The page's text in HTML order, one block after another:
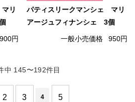
リ
円
パティスリークマンシェ マリ
アージュフィナンシェ 3個
一般小売価格 950円
中 145〜192件目
2 3 4 5